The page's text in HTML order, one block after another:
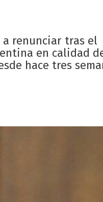
renunciar tras el
en calidad
hace tres